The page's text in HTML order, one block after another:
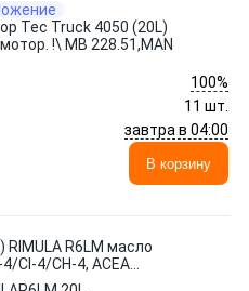
Tec Truck 4050 (20L)
!\ MB 228.51,MAN
100%
11 шт.
завтра в 04:00
В корзину
RIMULA R6LM масло
CI-4/CH-4, ACEA
228.51